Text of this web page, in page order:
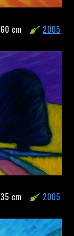
2005
cm
2005
cm